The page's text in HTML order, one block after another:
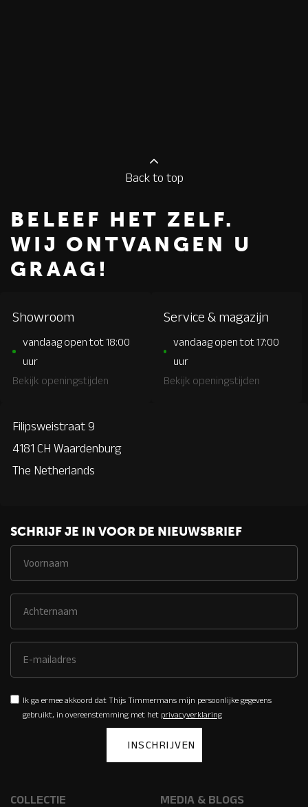
Back to top
BELEEF HET ZELF.
WIJ ONTVANGEN U
GRAAG!
Showroom
vandaag open tot 18:00
uur
Bekijk openingstijden
Service & magazijn
vandaag open tot 17:00
uur
Bekijk openingstijden
Filipsweistraat 9
4181 CH Waardenburg
The Netherlands
SCHRIJF JE IN VOOR DE NIEUWSBRIEF
Ik ga ermee akkoord dat Thijs Timmermans mijn persoonlijke gegevens
gebruikt, in overeenstemming met het privacyverklaring
COLLECTIE MEDIA & BLOGS